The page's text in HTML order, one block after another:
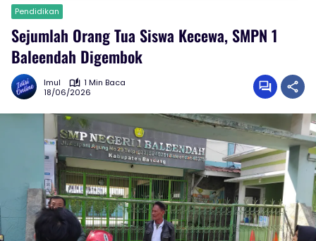
Pendidikan
Sejumlah Orang Tua Siswa Kecewa, SMPN 1
Baleendah Digembok
Imul
1 Min Baca
18/06/2026